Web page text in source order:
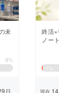
未
0%
日
終活
ノー
1
現在